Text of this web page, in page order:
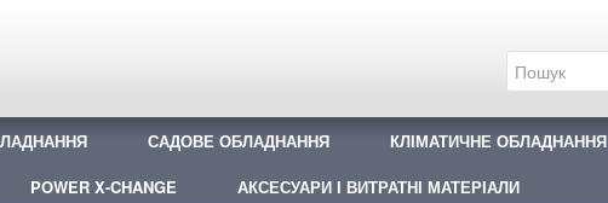
САДОВЕ ОБЛАДНАННЯ
КЛІМАТИЧНЕ ОБЛАДНАННЯ
POWER X-CHANGE АКСЕСУАРИ І ВИТРАТНІ МАТЕРІАЛИ